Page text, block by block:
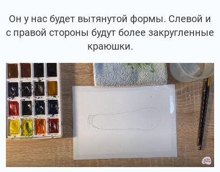
Он у нас будет вытянутой формы. Слевой и
с правой стороны будут более закругленные
краюшки.